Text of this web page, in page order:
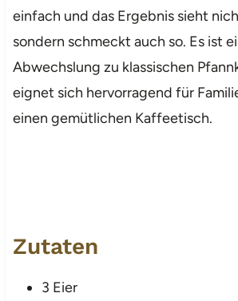
einfach und das Ergebnis sieht
sondern schmeckt auch so. Es ist
Abwechslung zu klassischen
eignet sich hervorragend für
einen gemütlichen Kaffeetisch.
Zutaten
3 Eier